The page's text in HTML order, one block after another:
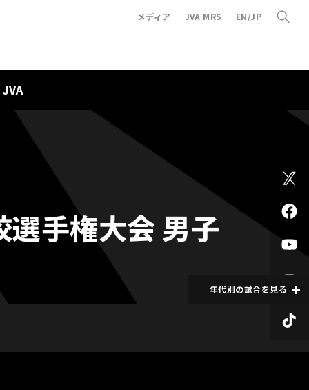
メディア JVA MRS EN/JP
JVA
手権大会 男子
年代別の試合を見る